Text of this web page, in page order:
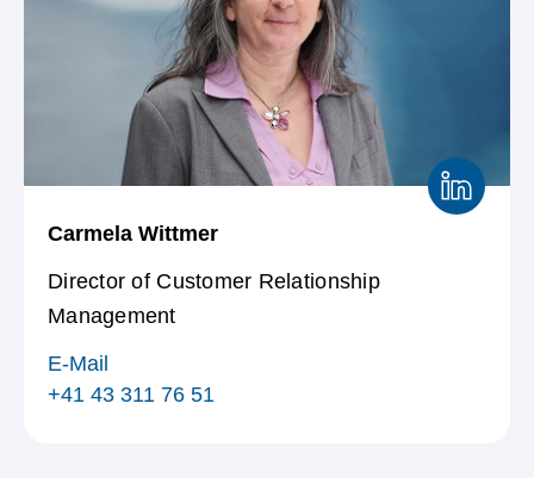
Carmela Wittmer
Director of Customer Relationship
Management
E-Mail
+41 43 311 76 51